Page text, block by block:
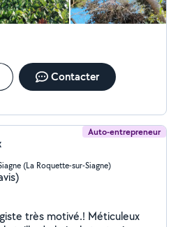
Contacter
Auto-entrepreneur
(La Roquette-sur-Siagne)
motivé.! Méticuleux